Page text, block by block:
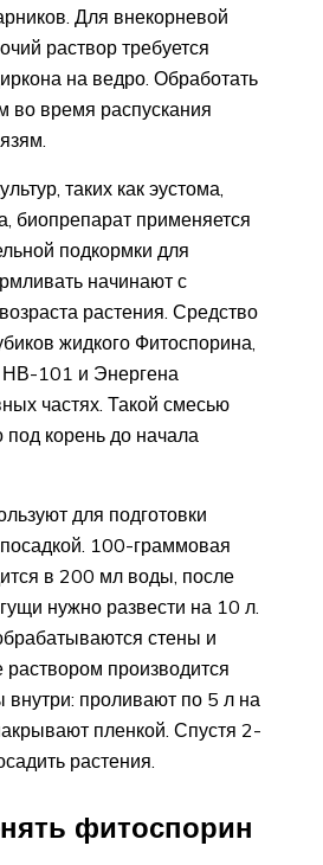
Для внекорневой
раствор требуется
на ведро. Обработать
во время распускания
таких как эустома,
биопрепарат применяется
подкормки для
начинают с
растения. Средство
жидкого Фитоспорина,
НВ-101 и Энергена
частях. Такой смесью
под корень до начала
для подготовки
100-граммовая
в 200 мл воды, после
нужно развести на 10 л.
стены и
производится
внутри: проливают по 5 л на
пленкой. Спустя 2-
растения.
фитоспорин